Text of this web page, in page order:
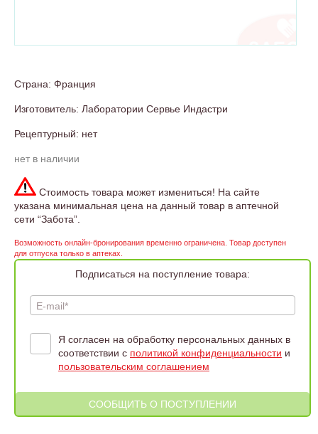
Страна: Франция
Изготовитель: Лаборатории Сервье Индастри
Рецептурный: нет
нет в наличии
Стоимость товара может измениться! На сайте
указана минимальная цена на данный товар в аптечной
сети “Забота”.
Возможность онлайн-бронирования временно ограничена. Товар доступен
для отпуска только в аптеках.
Подписаться на поступление товара:
E-mail*
Я согласен на обработку персональных данных в
соответствии с политикой конфиденциальности и
пользовательским соглашением